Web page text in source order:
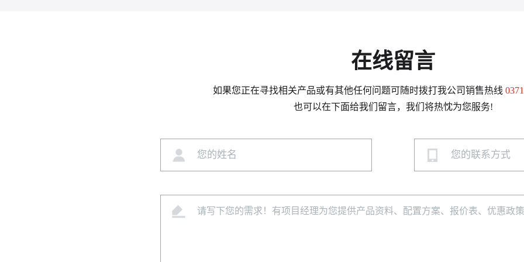
在线留言
如果您正在寻找相关产品或有其他任何问题可随时拨打我公司销售热线
也可以在下面给我们留言，我们将热忱为您服务!